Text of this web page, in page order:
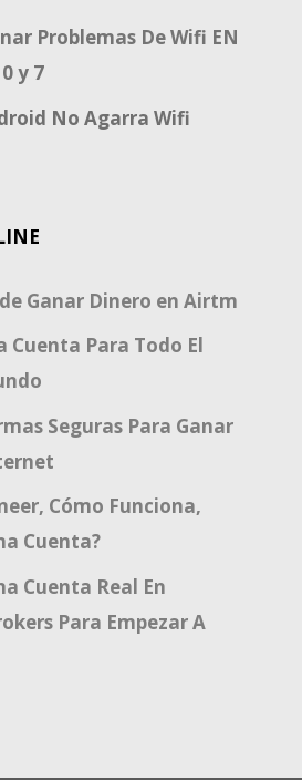
Problemas De Wifi EN
y 7
No Agarra Wifi
Ganar Dinero en Airtm
Cuenta Para Todo El
Seguras Para Ganar
Cómo Funciona,
Cuenta?
Cuenta Real En
Para Empezar A